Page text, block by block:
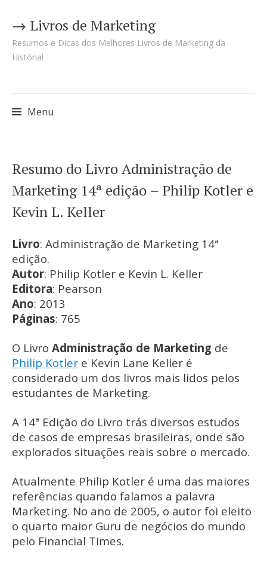
→ Livros de Marketing
Resumos e Dicas dos Melhores Livros de Marketing da
História!
Menu
para
o
conteúdo
Resumo do Livro Administração de
Marketing 14ª edição – Philip Kotler e
Kevin L. Keller
Livro: Administração de Marketing 14ª
edição.
Autor: Philip Kotler e Kevin L. Keller
Editora: Pearson
Ano: 2013
Páginas: 765
O Livro Administração de Marketing de
Philip Kotler e Kevin Lane Keller é
considerado um dos livros mais lidos pelos
estudantes de Marketing.
A 14ª Edição do Livro trás diversos estudos
de casos de empresas brasileiras, onde são
explorados situações reais sobre o mercado.
Atualmente Philip Kotler é uma das maiores
referências quando falamos a palavra
Marketing. No ano de 2005, o autor foi eleito
o quarto maior Guru de negócios do mundo
pelo Financial Times.